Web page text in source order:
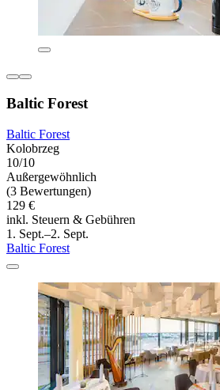
Baltic Forest
Baltic Forest
Kolobrzeg
10/10
Außergewöhnlich
(3 Bewertungen)
129 €
inkl. Steuern & Gebühren
1. Sept.–2. Sept.
Baltic Forest